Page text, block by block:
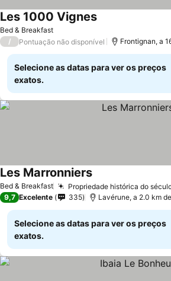
Bed & Breakfast
Les 1000 Vignes
/ Pontuação não disponível
Selecione as datas para ver os preços
exatos.
Bed & Breakfast Propriedade histórica do
Les Marronniers
9,7 Excelente 335 Lavérune, a 2.0 km
Selecione as datas para ver os preços
exatos.